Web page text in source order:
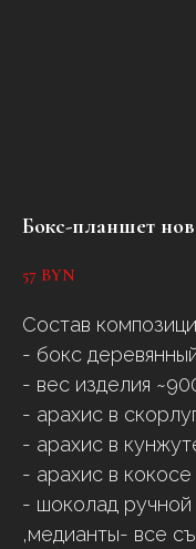
Бокс-планшет
57 BYN
Состав
- бокс
- вес изделия
- арахис в
- арахис в
- арахис в кокосе
- шоколад
,медианты- все